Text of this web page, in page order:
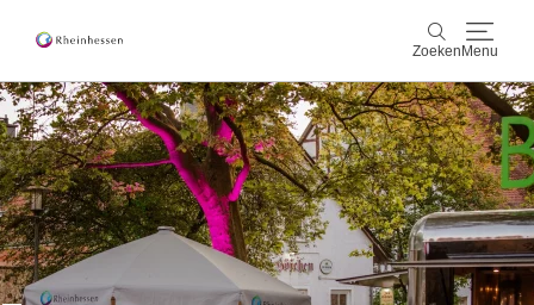
Zoeken Menu
Zoeken
wijn & gastronomie
actief & natuur
Cultuur & Steden